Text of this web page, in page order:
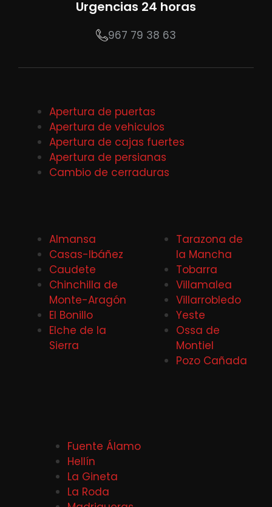
Urgencias 24 horas
967 79 38 63
Apertura de puertas
Apertura de vehiculos
Apertura de cajas fuertes
Apertura de persianas
Cambio de cerraduras
Almansa
Casas-Ibáñez
Caudete
Chinchilla de
Monte-Aragón
El Bonillo
Elche de la
Sierra
Tarazona de
la Mancha
Tobarra
Villamalea
Villarrobledo
Yeste
Ossa de
Montiel
Pozo Cañada
Fuente Álamo
Hellín
La Gineta
La Roda